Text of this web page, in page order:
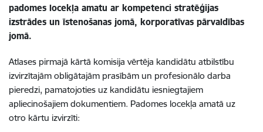
padomes locekļa amatu ar kompetenci stratēģijas
izstrādes un īstenošanas jomā, korporatīvas pārvaldības
jomā.
Atlases pirmajā kārtā komisija vērtēja kandidātu atbilstību
izvirzītajām obligātajām prasībām un profesionālo darba
pieredzi, pamatojoties uz kandidātu iesniegtajiem
apliecinošajiem dokumentiem. Padomes locekļa amatā uz
otro kārtu izvirzīti: